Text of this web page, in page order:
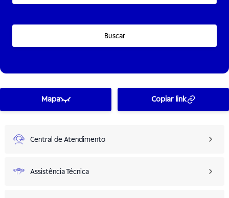
Buscar
Mapa Copiar link
Central de Atendimento
Assistência Técnica